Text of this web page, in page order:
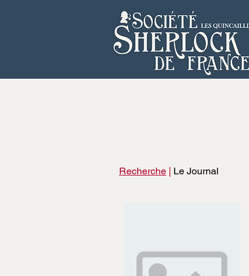
Recherche | Le Journal